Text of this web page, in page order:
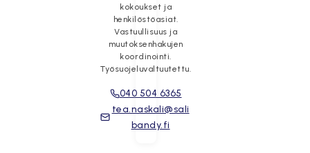
kokoukset ja
henkilöstöasiat.
Vastuullisuus ja
muutoksenhakujen
koordinointi.
Työsuojeluvaltuutettu.
040 504 6365
tea.naskali@sali
bandy.fi